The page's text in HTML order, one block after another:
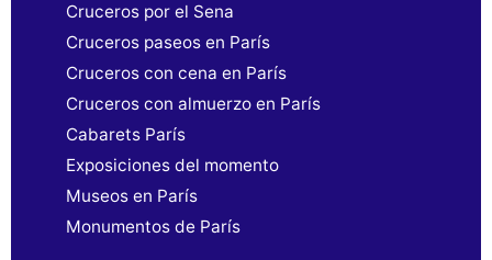
Cruceros por el Sena
Cruceros paseos en París
Cruceros con cena en París
Cruceros con almuerzo en París
Cabarets París
Exposiciones del momento
Museos en París
Monumentos de París